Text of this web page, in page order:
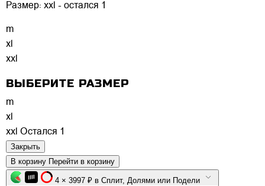
Размер: xxl - остался 1
m
xl
xxl
ВЫБЕРИТЕ РАЗМЕР
m
xl
xxl Остался 1
Закрыть
В корзину Перейти в корзину
4 × 3997 ₽ в Сплит, Долями или Подели